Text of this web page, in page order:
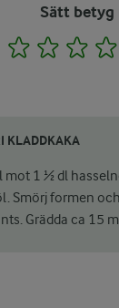
Sätt betyg
1 2 3
KLADDKAKA
mot 1 ½ dl
Smörj formen
Grädda ca 15